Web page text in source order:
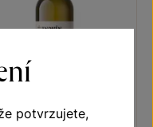
potvrzujete,